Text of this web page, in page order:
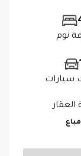
نوم
سيارات
العقار
مباع